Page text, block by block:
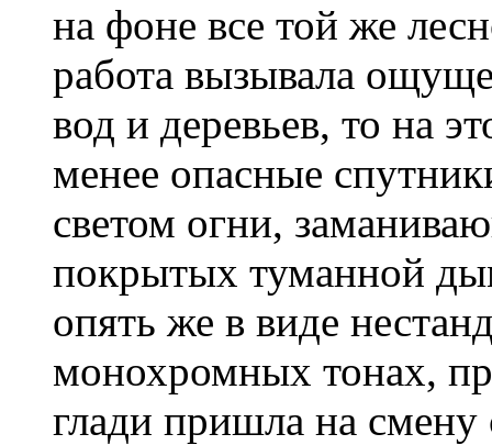
на фоне все той же
работа вызывала
вод и деревьев, то на
менее опасные
светом огни,
покрытых туманной
опять же в виде
монохромных тонах,
глади пришла на смену